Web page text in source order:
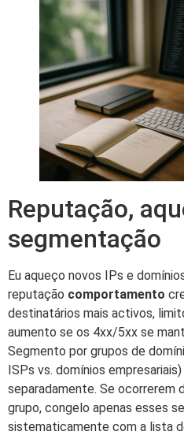
Reputação,
segmentação
Eu aqueço novos IPs e
reputação comportamento
destinatários mais activos,
aumento se os 4xx/5xx se
Segmento por grupos de
ISPs vs. domínios
separadamente. Se ocorrerem
grupo, congelo apenas esses
sistematicamente com a lista